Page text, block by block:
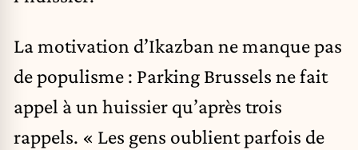
La motivation d’Ikazban ne manque pas
de populisme : Parking Brussels ne fait
appel à un huissier qu’après trois
rappels. « Les gens oublient parfois de